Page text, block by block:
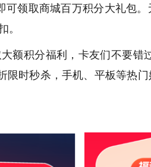
可领取商城百万积分大礼包
。
额积分福利，卡友们不要错
限时秒杀，手机、平板等热